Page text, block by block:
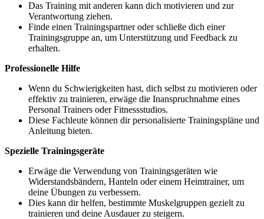
Das Training mit anderen kann dich motivieren und zur
Verantwortung ziehen.
Finde einen Trainingspartner oder schließe dich einer
Trainingsgruppe an, um Unterstützung und Feedback zu
erhalten.
Professionelle Hilfe
Wenn du Schwierigkeiten hast, dich selbst zu motivieren oder
effektiv zu trainieren, erwäge die Inanspruchnahme eines
Personal Trainers oder Fitnessstudios.
Diese Fachleute können dir personalisierte Trainingspläne und
Anleitung bieten.
Spezielle Trainingsgeräte
Erwäge die Verwendung von Trainingsgeräten wie
Widerstandsbändern, Hanteln oder einem Heimtrainer, um
deine Übungen zu verbessern.
Dies kann dir helfen, bestimmte Muskelgruppen gezielt zu
trainieren und deine Ausdauer zu steigern.